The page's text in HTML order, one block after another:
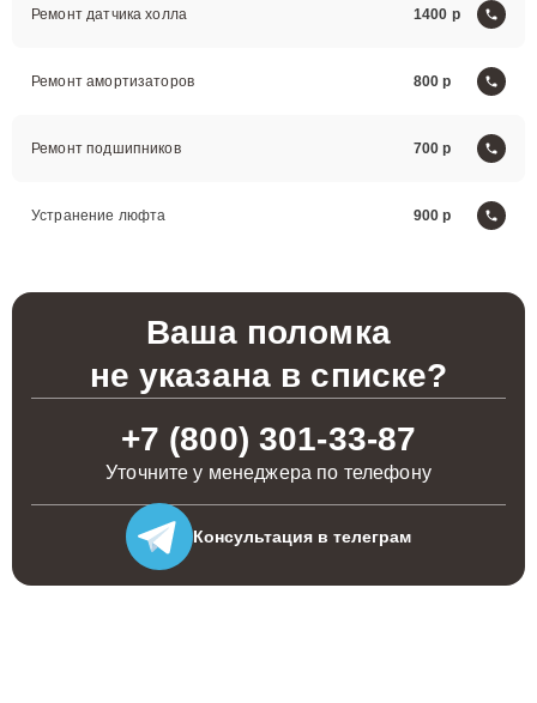
Ремонт датчика холла 1400
Ремонт амортизаторов 800
Ремонт подшипников 700
Устранение люфта 900
Ваша поломка
не указана в списке?
+7 (800) 301-33-87
Уточните у менеджера по телефону
Консультация в телеграм